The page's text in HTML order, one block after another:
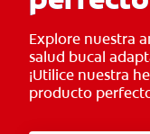
Explore nuestra
salud bucal
¡Utilice nuestra
producto